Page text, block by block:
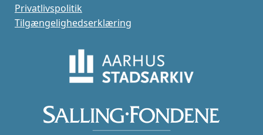
Privatlivspolitik
Tilgængelighedserklæring